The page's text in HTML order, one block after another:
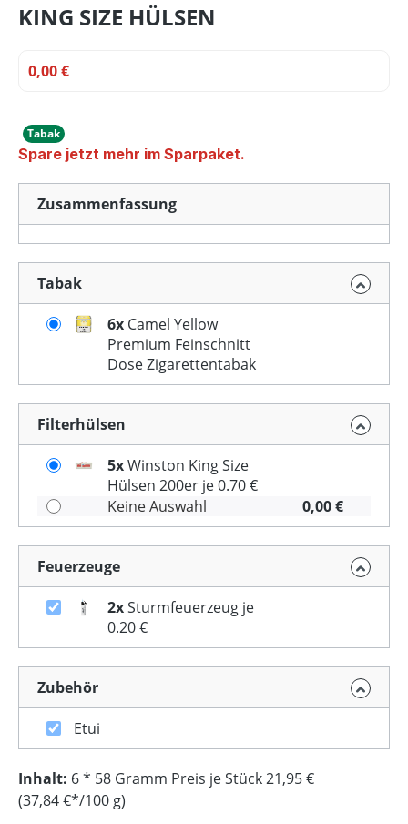
KING SIZE HÜLSEN
0,00 €
Tabak
Spare jetzt mehr im Sparpaket.
Zusammenfassung
Tabak
6x Camel Yellow
Premium Feinschnitt
Dose Zigarettentabak
Filterhülsen
5xWinston King Size
Hülsen 200er je 0.70 €
Keine Auswahl
0,00 €
Feuerzeuge
2xSturmfeuerzeug je
0.20 €
Zubehör
Etui
Inhalt: 6 * 58 Gramm Preis je Stück 21,95 €
(37,84 €*/100 g)